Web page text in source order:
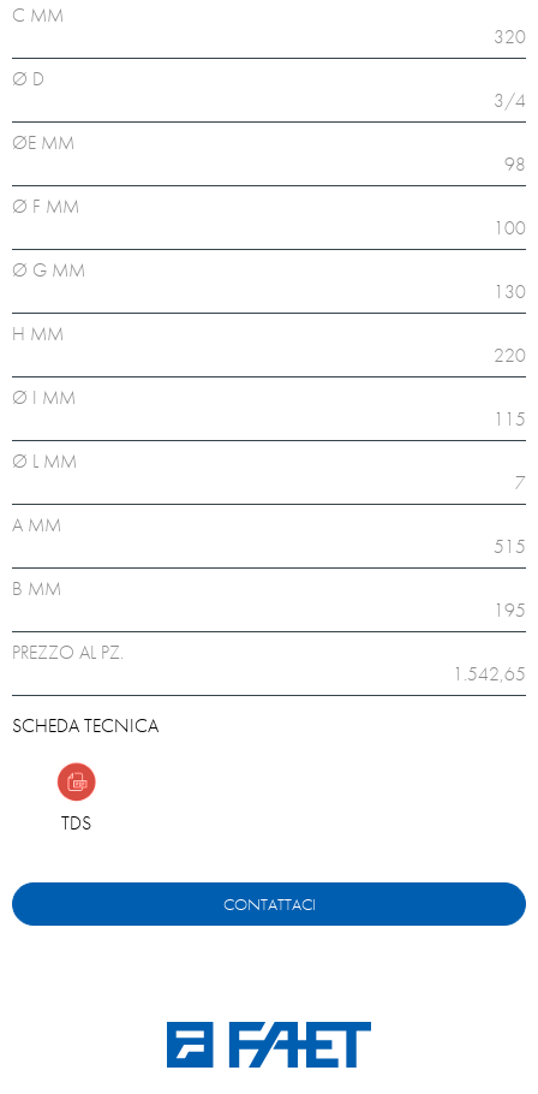
C MM
320
Ø D
3/4
ØE MM
98
Ø F MM
100
Ø G MM
130
H MM
220
Ø I MM
115
Ø L MM
7
A MM
515
B MM
195
PREZZO AL PZ.
1.542,65
SCHEDA TECNICA
TDS
CONTATTACI